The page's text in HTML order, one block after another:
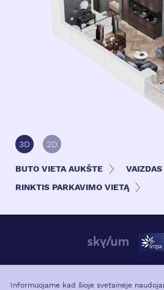
3D 2D
BUTO VIETA AUKŠTE
RINKTIS PARKAVIMO VIETĄ
VIETA MIESTE
Informuojame kad šioje svetainėje